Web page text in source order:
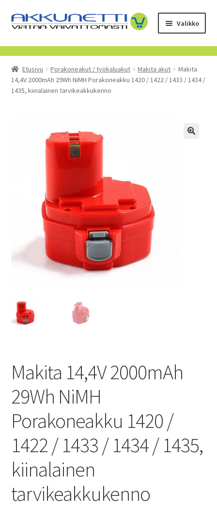
Siirry
navigointiin
Siirry
sisältöön
Valikko
Kauppa
Tietoa meistä
POISTUVAT TUOTTEET
Etusivu Porakoneakut / työkaluakut Makita akut
Makita
14,4V 2000mAh 29Wh NiMH Porakoneakku 1420 / 1422 / 1433 / 1434 /
1435, kiinalainen tarvikeakkukenno
Makita 14,4V 2000mAh
29Wh NiMH
Porakoneakku 1420 /
1422 / 1433 / 1434 / 1435,
kiinalainen
tarvikeakkukenno